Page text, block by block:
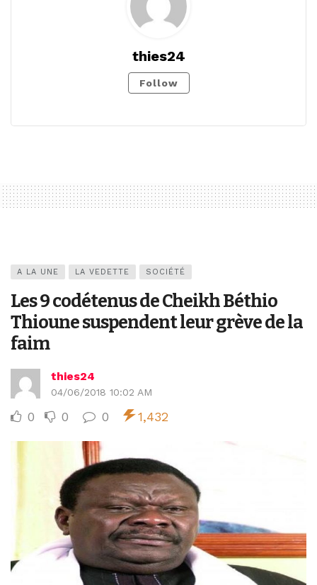
thies24
Follow
A LA UNE LA VEDETTE SOCIÉTÉ
Les 9 codétenus de Cheikh Béthio
Thioune suspendent leur grève de la
faim
thies24
04/06/2018 10:02 AM
0 0 0 1,432